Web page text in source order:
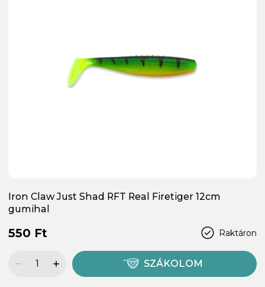
Iron Claw Just Shad RFT Real Firetiger 12cm
gumihal
Raktáron
550 Ft
SZÁKOLOM